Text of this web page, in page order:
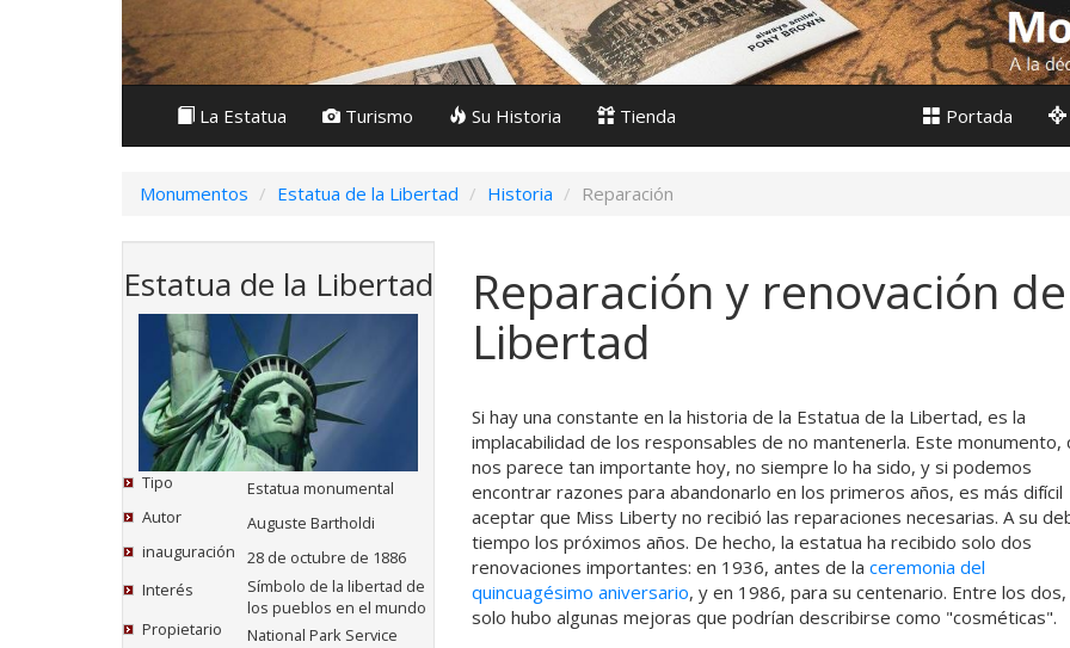
La Estatua Turismo Su Historia Tienda Portada
Monumentos Estatua de la Libertad Historia Reparación
Estatua de la Libertad
Tipo
Estatua monumental
Autor
Auguste Bartholdi
inauguración
28 de octubre de 1886
Interés
Símbolo de la libertad de
los pueblos en el mundo
Propietario
National Park Service
Reparación y renovación
Libertad
Si hay una constante en la historia de la Estatua de la Libertad, es la
implacabilidad de los responsables de no mantenerla. Este monumento,
nos parece tan importante hoy, no siempre lo ha sido, y si podemos
encontrar razones para abandonarlo en los primeros años, es más difícil
aceptar que Miss Liberty no recibió las reparaciones necesarias. A su
tiempo los próximos años. De hecho, la estatua ha recibido solo dos
renovaciones importantes: en 1936, antes de la ceremonia del
quincuagésimo aniversario, y en 1986, para su centenario. Entre los dos,
solo hubo algunas mejoras que podrían describirse como "cosméticas".